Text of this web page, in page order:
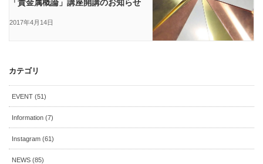
「貴金属概論」講座開講のお知らせ
2017年4月14日
カテゴリ
EVENT (51)
Information (7)
Instagram (61)
NEWS (85)